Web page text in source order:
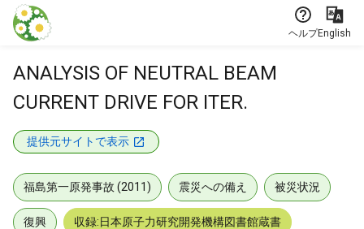
本文に飛ぶ
ヘルプEnglish
ANALYSIS OF NEUTRAL BEAM
CURRENT DRIVE FOR ITER.
提供元サイトで表示
福島第一原発事故 (2011) 震災への備え 被災状況
復興 収録:日本原子力研究開発機構図書館蔵書